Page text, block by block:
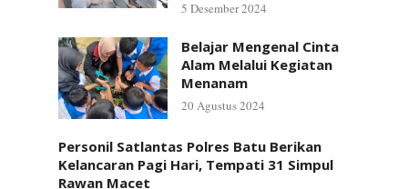
5 Desember 2024
Belajar Mengenal Cinta
Alam Melalui Kegiatan
Menanam
20 Agustus 2024
Personil Satlantas Polres Batu Berikan
Kelancaran Pagi Hari, Tempati 31 Simpul
Rawan Macet